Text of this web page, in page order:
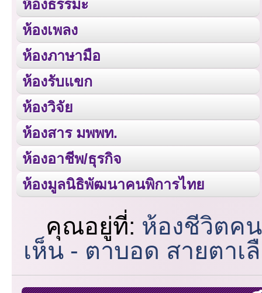
ห้องธรรมะ
ห้องเพลง
ห้องภาษามือ
ห้องรับแขก
ห้องวิจัย
ห้องสาร มพพท.
ห้องอาชีพ/ธุรกิจ
ห้องมูลนิธิพัฒนาคนพิการไทย
คุณอยู่ที่: ห้องชีวิตค
เห็น - ตาบอด สายตาเ